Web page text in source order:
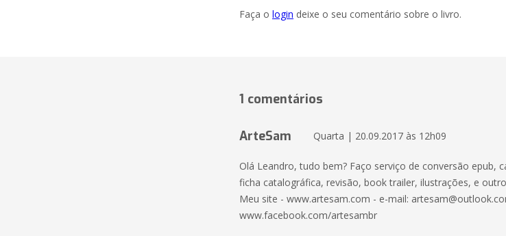
Faça o login deixe o seu comentário sobre o livro.
1 comentários
ArteSam Quarta | 20.09.2017 às 12h09
Olá Leandro, tudo bem? Faço serviço de conversão epub,
ficha catalográfica, revisão, book trailer, ilustrações, e
Meu site - www.artesam.com - e-mail:
www.facebook.com/artesambr